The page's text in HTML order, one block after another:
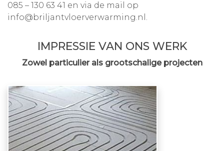
085 – 130 63 41 en via de mail op
info@briljantvloerverwarming.nl .
IMPRESSIE VAN ONS WERK
Zowel particulier als grootschalige projecten